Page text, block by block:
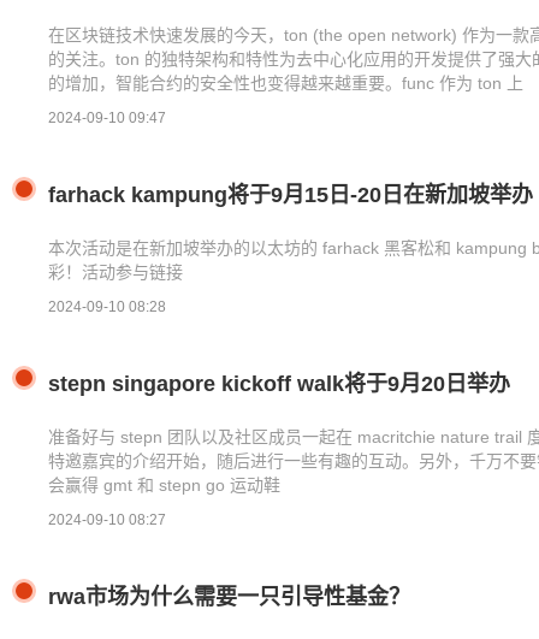
在区块链技术快速发展的今天，ton (the open network) 作为一
的关注。ton 的独特架构和特性为去中心化应用的开发提供了强
的增加，智能合约的安全性也变得越来越重要。func 作为 ton 上
2024-09-10 09:47
farhack kampung将于9月15日-20日在新加坡举办
本次活动是在新加坡举办的以太坊的 farhack 黑客松和 kampung
彩！活动参与链接
2024-09-10 08:28
stepn singapore kickoff walk将于9月20日举办
准备好与 stepn 团队以及社区成员一起在 macritchie nature trail
特邀嘉宾的介绍开始，随后进行一些有趣的互动。另外，千万不
会赢得 gmt 和 stepn go 运动鞋
2024-09-10 08:27
rwa市场为什么需要一只引导性基金？